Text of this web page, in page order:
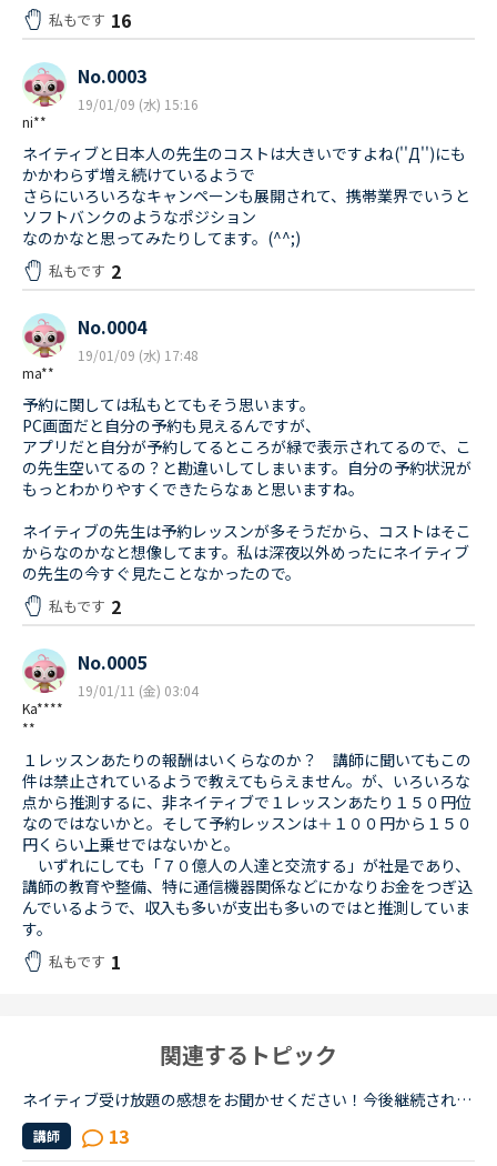
私もです 16
ni**
No.0003
19/01/09 (水) 15:16
ネイティブと日本人の先生のコストは大きいですよね(''Д'')にも
かかわらず増え続けているようで
さらにいろいろなキャンペーンも展開されて、携帯業界でいうと
ソフトバンクのようなポジション
なのかなと思ってみたりしてます。(^^;)
私もです 2
ma**
No.0004
19/01/09 (水) 17:48
予約に関しては私もとてもそう思います。
PC画面だと自分の予約も見えるんですが、
アプリだと自分が予約してるところが緑で表示されてるので、こ
の先生空いてるの？と勘違いしてしまいます。自分の予約状況が
もっとわかりやすくできたらなぁと思いますね。
ネイティブの先生は予約レッスンが多そうだから、コストはそこ
からなのかなと想像してます。私は深夜以外めったにネイティブ
の先生の今すぐ見たことなかったので。
私もです 2
Ka****
**
No.0005
19/01/11 (金) 03:04
１レッスンあたりの報酬はいくらなのか？ 講師に聞いてもこの
件は禁止されているようで教えてもらえません。が、いろいろな
点から推測するに、非ネイティブで１レッスンあたり１５０円位
なのではないかと。そして予約レッスンは＋１００円から１５０
円くらい上乗せではないかと。
いずれにしても「７０億人の人達と交流する」が社是であり、
講師の教育や整備、特に通信機器関係などにかなりお金をつぎ込
んでいるようで、収入も多いが支出も多いのではと推測していま
す。
私もです 1
関連するトピック
ネイティブ受け放題の感想をお聞かせください！今後継続されるかどうかとその理由も知りたいです。ネイティブ受け放題良かった、合わなかったなどまたネイティブ講師ならではの良さ、やその反対などみなさまの感...
講師 13